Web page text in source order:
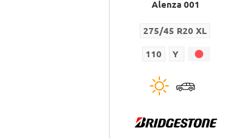
Alenza 001
275/45 R20 XL
110 Y